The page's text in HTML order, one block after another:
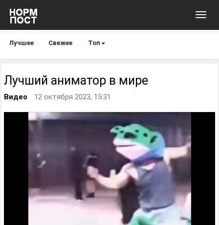
Лучшее Свежее Топ
Лучший аниматор в мире
Видео 12 октября 2023, 15:31